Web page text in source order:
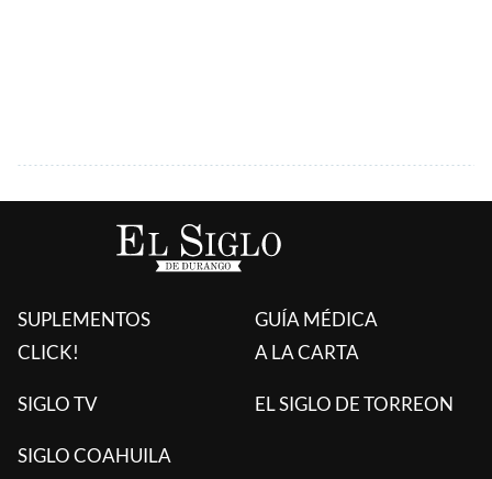
SUPLEMENTOS
CLICK!
GUÍA MÉDICA
A LA CARTA
SIGLO TV EL SIGLO DE TORREON
SIGLO COAHUILA